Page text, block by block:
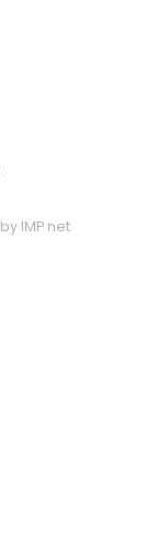
by IMP net